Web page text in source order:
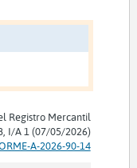
Registro Mercantil
I/A 1 (07/05/2026)
A-2026-90-14